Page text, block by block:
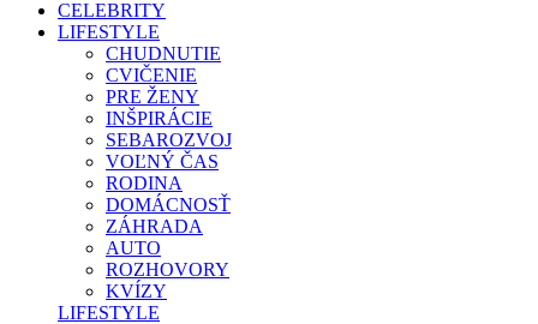
CELEBRITY
LIFESTYLE
CHUDNUTIE
CVIČENIE
PRE ŽENY
INŠPIRÁCIE
SEBAROZVOJ
VOĽNÝ ČAS
RODINA
DOMÁCNOSŤ
ZÁHRADA
AUTO
ROZHOVORY
KVÍZY
LIFESTYLE